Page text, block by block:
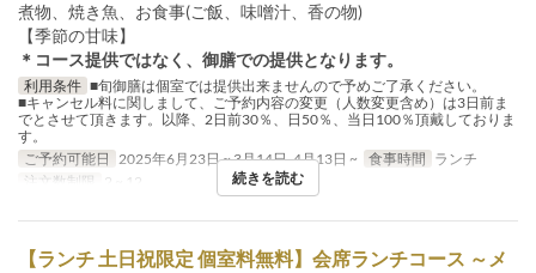
煮物、焼き魚、お食事(ご飯、味噌汁、香の物)
【季節の甘味】
＊コース提供ではなく、御膳での提供となります。
利用条件 ■旬御膳は個室では提供出来ませんので予めご了承ください。
■キャンセル料に関しまして、ご予約内容の変更（人数変更含め）は3日前ま
でとさせて頂きます。以降、2日前30％、日50％、当日100％頂戴しておりま
す。
ご予約可能日 2025年6月23日 ~ 3月14日, 4月13日 ~ 食事時間 ランチ
注文数制限
2 ~ 12 続きを読む
【ランチ 土日祝限定 個室料無料】会席ランチコース ～メ